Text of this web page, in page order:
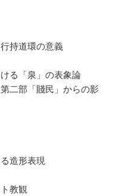
持道環の意義
る「泉」の表象論
二部「賤民」からの影
造形表現
教観